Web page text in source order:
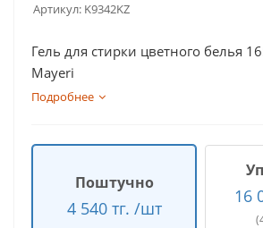
Артикул: K9342KZ
Гель для стирки цветного белья
Mayeri
Подробнее
Поштучно
4 540 тг. /шт
16